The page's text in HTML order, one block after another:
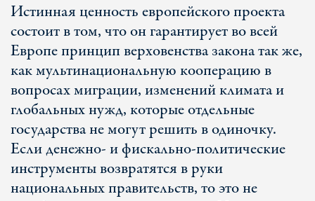
Истинная ценность европейского проекта
состоит в том, что он гарантирует во всей
Европе принцип верховенства закона так же,
как мультинациональную кооперацию в
вопросах миграции, изменений климата и
глобальных нужд, которые отдельные
государства не могут решить в одиночку.
Если денежно- и фискально-политические
инструменты возвратятся в руки
национальных правительств, то это не